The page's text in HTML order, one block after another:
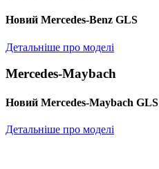
Новий Mercedes-Benz GLS
Детальніше про моделі
Mercedes-Maybach
Новий Mercedes-Maybach GLS
Детальніше про моделі